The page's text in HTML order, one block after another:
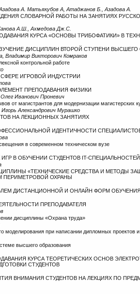
А. Матьякубов А, Атаджанов Б., Азадова А.
СЛОВАРНОЙ РАБОТЫ НА ЗАНЯТИЯХ
А.Ш., Ахмедова Дж.С.
КУРСА «ОСНОВЫ ТРИБОФАТИКИ» В
ДИСЦИПЛИН ВТОРОЙ СТУПЕНИ ВЫСШЕГО
Владимир Викторович Комраков
контрольной работе
ИГРОВОЙ ИНДУСТРИИ
ПРЕПОДАВАНИЯ ФИЗИКИ
Иванович Проневич
от магистрантов для модернизации магистерских
Александрович Мурашко
НА ЛЕКЦИОННЫХ ЗАНЯТИЯХ
ИДЕНТИЧНОСТИ
в современном техническом вузе
В ОБУЧЕНИИ СТУДЕНТОВ IT-СПЕЦИАЛЬНОСТЕЙ
«ТЕХНИЧЕСКИЕ СРЕДСТВА И МЕТОДЫ
ПЕРИМЕТРОВОЙ ОХРАНЫ
ДИСТАНЦИОННОЙ И ОНЛАЙН ФОРМ ОБУЧЕНИЯ
ПРЕПОДАВАТЕЛЯ
дисциплины «Охрана труда»
моделирования при написании дипломных проектов
высшего образования
КУРСА ТЕОРЕТИЧЕСКИХ ОСНОВ
СТУДЕНТОВ
ВНИМАНИЯ СТУДЕНТОВ НА ЛЕКЦИЯХ ПО